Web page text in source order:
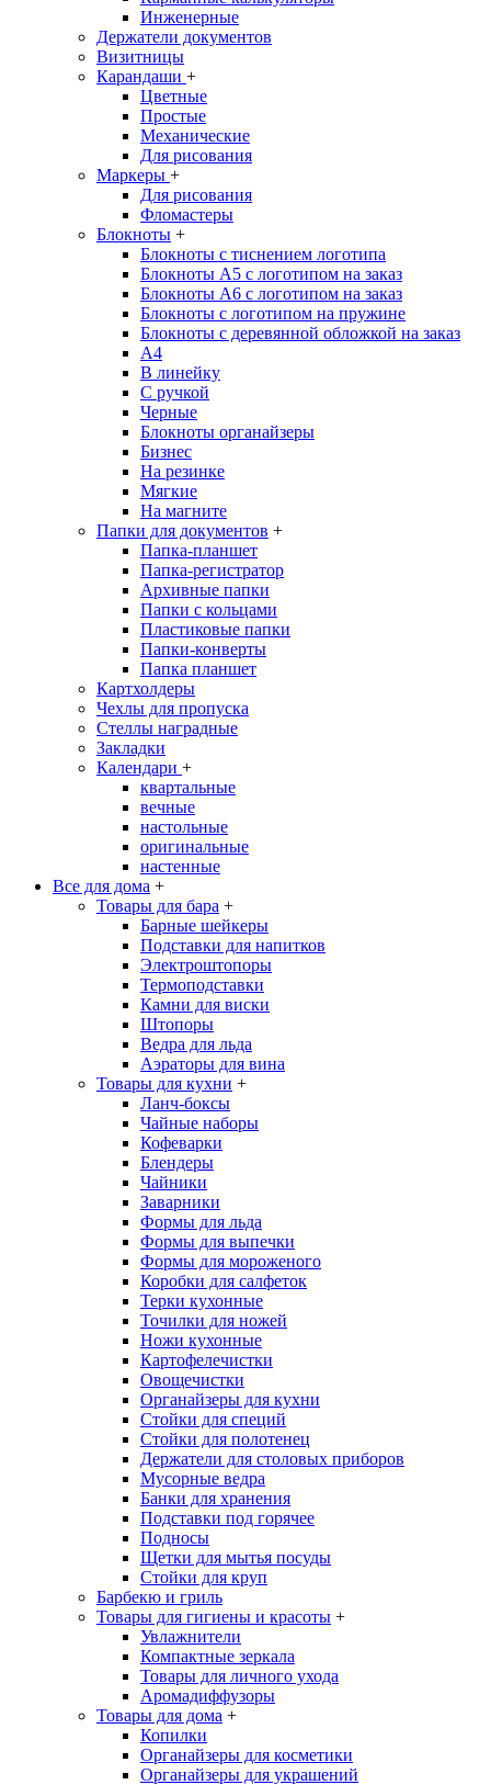
Инженерные
Держатели документов
Визитницы
Карандаши +
Цветные
Простые
Механические
Для рисования
Маркеры +
Для рисования
Фломастеры
Блокноты +
Блокноты с тиснением логотипа
Блокноты А5 с логотипом на заказ
Блокноты А6 с логотипом на заказ
Блокноты с логотипом на пружине
Блокноты с деревянной обложкой на заказ
A4
В линейку
С ручкой
Черные
Блокноты органайзеры
Бизнес
На резинке
Мягкие
На магните
Папки для документов +
Папка-планшет
Папка-регистратор
Архивные папки
Папки с кольцами
Пластиковые папки
Папки-конверты
Папка планшет
Картхолдеры
Чехлы для пропуска
Стеллы наградные
Закладки
Календари +
квартальные
вечные
настольные
оригинальные
настенные
Все для дома +
Товары для бара +
Барные шейкеры
Подставки для напитков
Электроштопоры
Термоподставки
Камни для виски
Штопоры
Ведра для льда
Аэраторы для вина
Товары для кухни +
Ланч-боксы
Чайные наборы
Кофеварки
Блендеры
Чайники
Заварники
Формы для льда
Формы для выпечки
Формы для мороженого
Коробки для салфеток
Терки кухонные
Точилки для ножей
Ножи кухонные
Картофелечистки
Овощечистки
Органайзеры для кухни
Стойки для специй
Стойки для полотенец
Держатели для столовых приборов
Мусорные ведра
Банки для хранения
Подставки под горячее
Подносы
Щетки для мытья посуды
Стойки для круп
Барбекю и гриль
Товары для гигиены и красоты +
Увлажнители
Компактные зеркала
Товары для личного ухода
Аромадиффузоры
Товары для дома +
Копилки
Органайзеры для косметики
Органайзеры для украшений